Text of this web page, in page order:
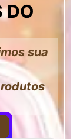
DO
sua